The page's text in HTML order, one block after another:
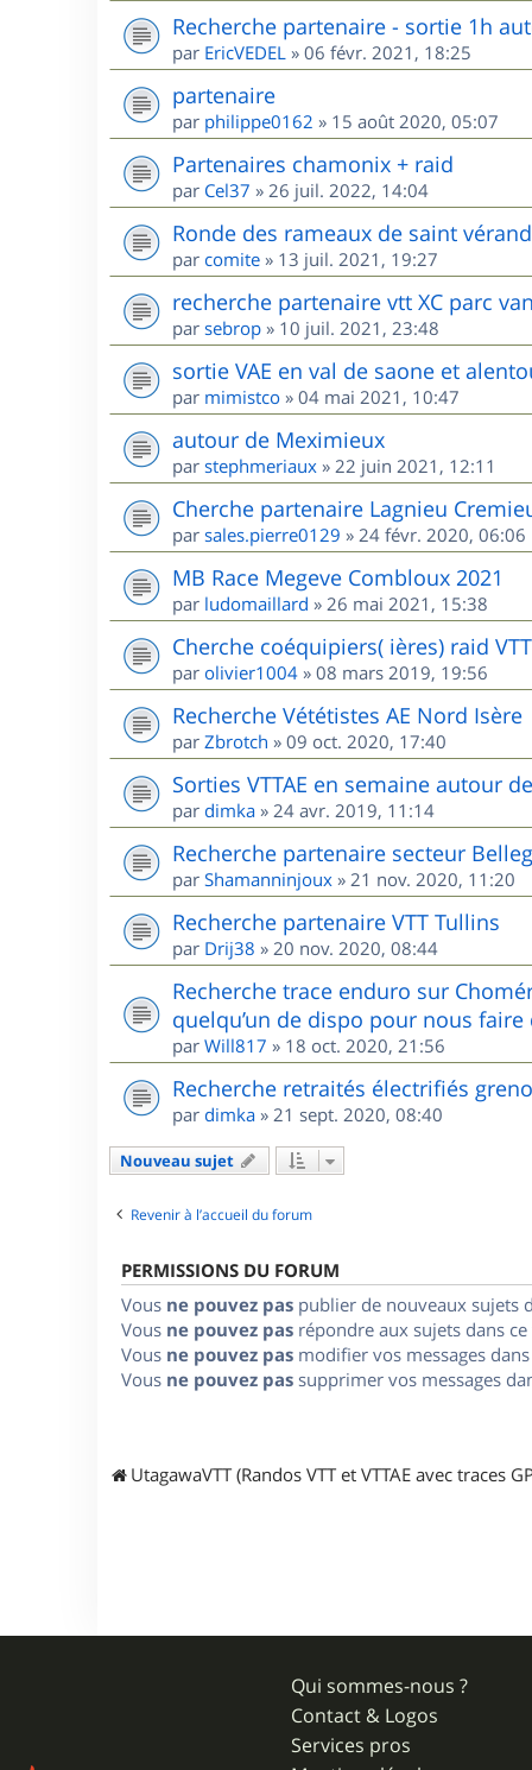
Recherche partenaire - sortie 1h
par EricVEDEL » 06 févr. 2021, 18:25
partenaire
par philippe0162 » 15 août 2020, 05:07
Partenaires chamonix + raid
par Cel37 » 26 juil. 2022, 14:04
Ronde des rameaux de saint
par comite » 13 juil. 2021, 19:27
recherche partenaire vtt XC parc
par sebrop » 10 juil. 2021, 23:48
sortie VAE en val de saone et
par mimistco » 04 mai 2021, 10:47
autour de Meximieux
par stephmeriaux » 22 juin 2021, 12:11
Cherche partenaire Lagnieu
par sales.pierre0129 » 24 févr. 2020, 06:06
MB Race Megeve Combloux 2021
par ludomaillard » 26 mai 2021, 15:38
Cherche coéquipiers( ières) raid
par olivier1004 » 08 mars 2019, 19:56
Recherche Vététistes AE Nord Isère
par Zbrotch » 09 oct. 2020, 17:40
Sorties VTTAE en semaine autour
par dimka » 24 avr. 2019, 11:14
Recherche partenaire secteur
par Shamanninjoux » 21 nov. 2020, 11:20
Recherche partenaire VTT Tullins
par Drij38 » 20 nov. 2020, 08:44
Recherche trace enduro sur
quelqu’un de dispo pour nous
par Will817 » 18 oct. 2020, 21:56
Recherche retraités électrifiés
par dimka » 21 sept. 2020, 08:40
Nouveau sujet
Revenir à l’accueil du forum
PERMISSIONS DU FORUM
Vous ne pouvez pas publier de nouveaux sujets
Vous ne pouvez pas répondre aux sujets dans
Vous ne pouvez pas modifier vos messages
Vous ne pouvez pas supprimer vos messages
UtagawaVTT (Randos VTT et VTTAE avec traces
Qui sommes-nous ?
Contact & Logos
Services pros